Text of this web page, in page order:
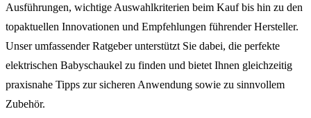
Ausführungen, wichtige Auswahlkriterien beim Kauf bis hin zu den
topaktuellen Innovationen und Empfehlungen führender Hersteller.
Unser umfassender Ratgeber unterstützt Sie dabei, die perfekte
elektrischen Babyschaukel zu finden und bietet Ihnen gleichzeitig
praxisnahe Tipps zur sicheren Anwendung sowie zu sinnvollem
Zubehör.